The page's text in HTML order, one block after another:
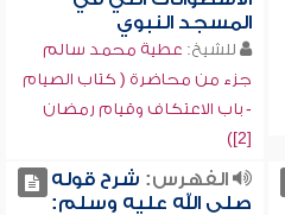
المسجد النبوي
للشيخ: عطية محمد سالم
جزء من محاضرة ( كتاب الصيام
- باب الاعتكاف وقيام رمضان
[2])
الفهرس: شرح قوله
صلى الله عليه وسلم: